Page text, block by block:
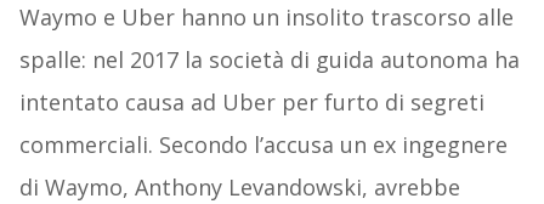
Waymo e Uber hanno un insolito trascorso alle
spalle: nel 2017 la società di guida autonoma ha
intentato causa ad Uber per furto di segreti
commerciali. Secondo l’accusa un ex ingegnere
di Waymo, Anthony Levandowski, avrebbe